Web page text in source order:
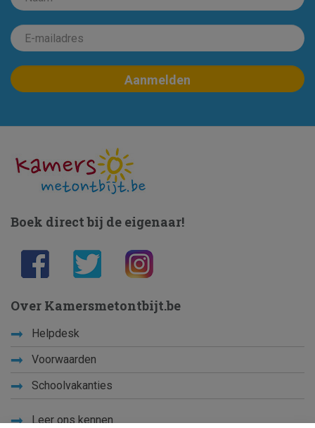
Boek direct bij de eigenaar!
Over Kamersmetontbijt.be
Helpdesk
Voorwaarden
Schoolvakanties
Leer ons kennen